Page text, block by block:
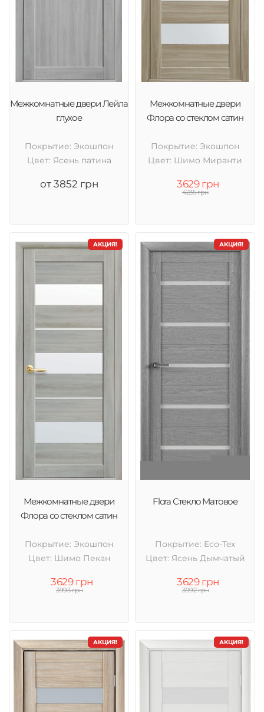
Межкомнатные двери Лейла
глухое
Покрытие: Экошпон
Цвет: Ясень патина
от 3852 грн
Межкомнатные двери
Флора со стеклом сатин
Покрытие: Экошпон
Цвет: Шимо Миранти
3629 грн
4235 грн
АКЦИЯ!
Межкомнатные двери
Флора со стеклом сатин
Покрытие: Экошпон
Цвет: Шимо Пекан
3629 грн
3993 грн
АКЦИЯ!
Flora Стекло Матовое
Покрытие: Eco-Tex
Цвет: Ясень Дымчатый
3629 грн
3992 грн
АКЦИЯ! АКЦИЯ!